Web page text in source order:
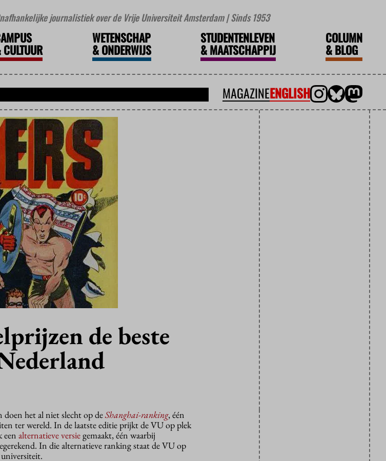
journalistiek over de Vrije Universiteit Amsterdam | Sinds 1953
CULTUUR
WETENSCHAP
&ONDERWIJS
STUDENTENLEVEN
&MAATSCHAPPIJ
COLUMN
&BLOG
MAGAZINEENGLISH
de beste
doen het al niet slecht op deShanghai-ranking, één
ter wereld. In de laatste editie prijkt de VU op plek
een alternatieve versiegemaakt, één waarbij
In die alternatieve ranking staat de VU op